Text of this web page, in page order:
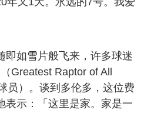
即如雪片般飞来，许多球迷
Greatest Raptor of All
员）。谈到多伦多，这位费
表示：「这里是家。家是一